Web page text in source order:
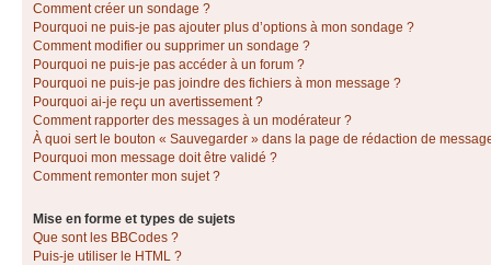
Comment créer un sondage ?
Pourquoi ne puis-je pas ajouter plus d’options à mon sondage ?
Comment modifier ou supprimer un sondage ?
Pourquoi ne puis-je pas accéder à un forum ?
Pourquoi ne puis-je pas joindre des fichiers à mon message ?
Pourquoi ai-je reçu un avertissement ?
Comment rapporter des messages à un modérateur ?
À quoi sert le bouton « Sauvegarder » dans la page de rédaction de
Pourquoi mon message doit être validé ?
Comment remonter mon sujet ?
Mise en forme et types de sujets
Que sont les BBCodes ?
Puis-je utiliser le HTML ?